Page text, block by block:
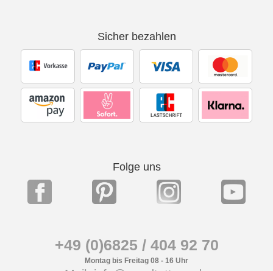
Sicher bezahlen
Folge uns
+49 (0)6825 / 404 92 70
Montag bis Freitag 08 - 16 Uhr